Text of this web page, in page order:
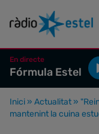
En directe
Fórmula Estel
Inici » Actualitat »
mantenint la cuina